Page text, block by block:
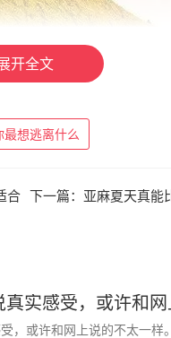
、金钱美色，样样都不
合，那也未免太对不
最重要的东西，并且知
开全文
最想逃离什么
合 下一篇： 亚麻夏天真能
实感受，或许和
，或许和网上说的不太一样